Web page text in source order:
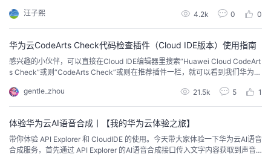
m/xi/AP/CRM/Global->Root-.Text...
汪子熙 4.2k 0 0
华为云CodeArts Check代码检查插件（Cloud IDE版本）使用指南
感兴趣的小伙伴，可以直接在Cloud IDE编辑器里搜索“Huawei Cloud CodeArt
s Check”或则“CodeArts Check”或则在推荐插件一栏，就可以看到我们华为云
gentle_zhou
21.5k 5 1
体验华为云AI语音合成丨【我的华为云体验之旅】
带你体验 API Explorer 和 CloudIDE 的使用。今天带大家体验一下华为云AI语音
合成服务，首先通过 API Explorer 的AI语音合成接口传入文字内容获取到声音b